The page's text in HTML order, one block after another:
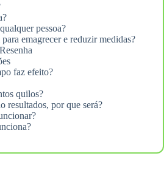
pessoa?
emagrecer e reduzir medidas?
faz efeito?
quilos?
resultados, por que será?